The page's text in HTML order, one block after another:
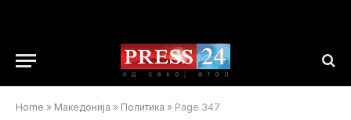
Home » Македонија » Политика » Page 347